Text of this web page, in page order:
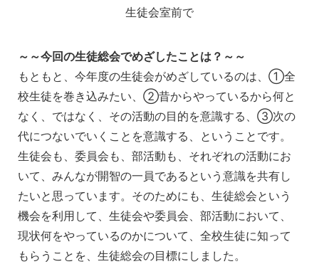
生徒会室前で
～～今回の生徒総会でめざしたことは？～～
もともと、今年度の生徒会がめざしているのは、①全
校生徒を巻き込みたい、②昔からやっているから何と
なく、ではなく、その活動の目的を意識する、③次の
代につないでいくことを意識する、ということです。
生徒会も、委員会も、部活動も、それぞれの活動にお
いて、みんなが開智の一員であるという意識を共有し
たいと思っています。そのためにも、生徒総会という
機会を利用して、生徒会や委員会、部活動において、
現状何をやっているのかについて、全校生徒に知って
もらうことを、生徒総会の目標にしました。